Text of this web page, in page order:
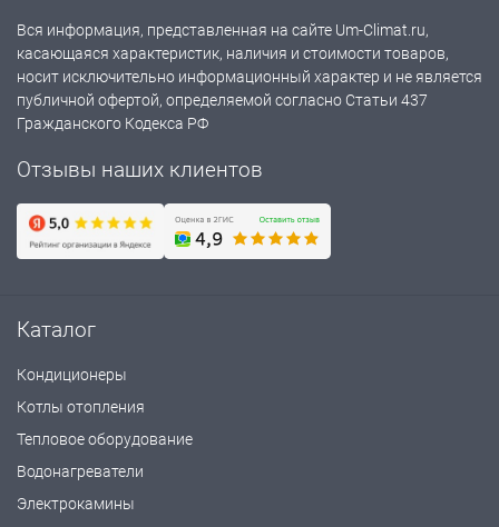
Вся информация, представленная на сайте Um-Climat.ru,
касающаяся характеристик, наличия и стоимости товаров,
носит исключительно информационный характер и не является
публичной офертой, определяемой согласно Статьи 437
Гражданского Кодекса РФ
Отзывы наших клиентов
Каталог
Кондиционеры
Котлы отопления
Тепловое оборудование
Водонагреватели
Электрокамины